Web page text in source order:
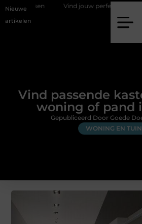
Nieuwe
artikelen
Vind jouw perfecte AC Milan
Vind passende
woning of pand
WONING EN TUIN
Gepubliceerd Door Goede